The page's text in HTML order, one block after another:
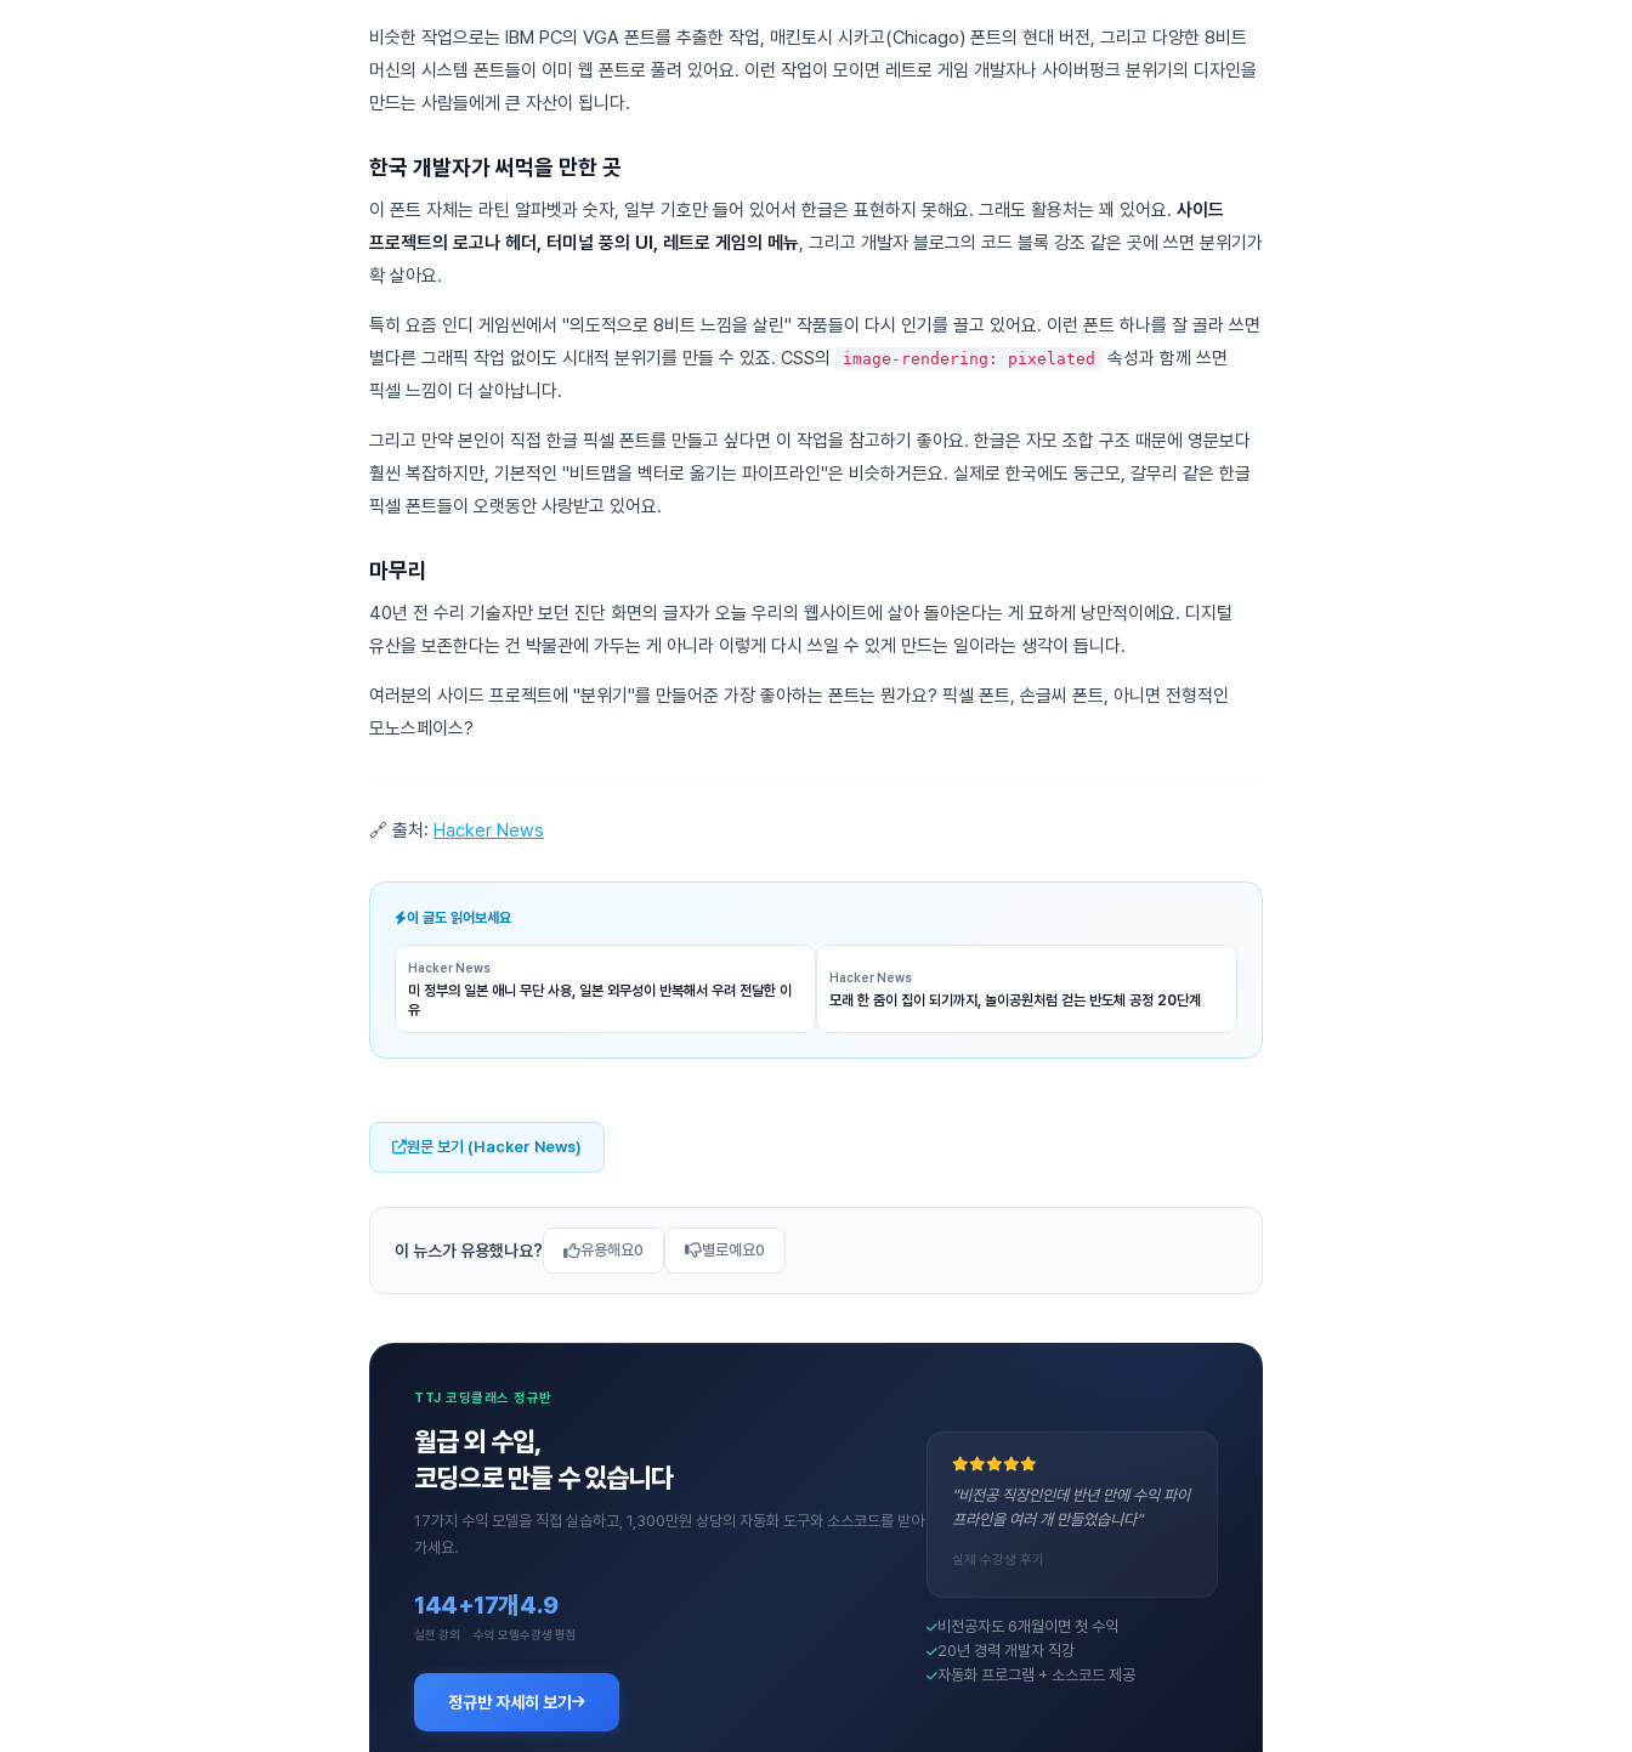
비슷한 작업으로는 IBM PC의 VGA 폰트를 추출한 작업, 매킨토시 시카고(Chicago) 폰트의 현대 버전, 그리고 다양한 8비트
머신의 시스템 폰트들이 이미 웹 폰트로 풀려 있어요. 이런 작업이 모이면 레트로 게임 개발자나 사이버펑크 분위기의 디자인을
만드는 사람들에게 큰 자산이 됩니다.
한국 개발자가 써먹을 만한 곳
이 폰트 자체는 라틴 알파벳과 숫자, 일부 기호만 들어 있어서 한글은 표현하지 못해요. 그래도 활용처는 꽤 있어요. 사이드
프로젝트의 로고나 헤더, 터미널 풍의 UI, 레트로 게임의 메뉴 , 그리고 개발자 블로그의 코드 블록 강조 같은 곳에 쓰면 분위기가
확 살아요.
특히 요즘 인디 게임씬에서 "의도적으로 8비트 느낌을 살린" 작품들이 다시 인기를 끌고 있어요. 이런 폰트 하나를 잘 골라 쓰면
별다른 그래픽 작업 없이도 시대적 분위기를 만들 수 있죠. CSS의
image-rendering: pixelated
속성과 함께 쓰면
픽셀 느낌이 더 살아납니다.
그리고 만약 본인이 직접 한글 픽셀 폰트를 만들고 싶다면 이 작업을 참고하기 좋아요. 한글은 자모 조합 구조 때문에 영문보다
훨씬 복잡하지만, 기본적인 "비트맵을 벡터로 옮기는 파이프라인"은 비슷하거든요. 실제로 한국에도 둥근모, 갈무리 같은 한글
픽셀 폰트들이 오랫동안 사랑받고 있어요.
마무리
40년 전 수리 기술자만 보던 진단 화면의 글자가 오늘 우리의 웹사이트에 살아 돌아온다는 게 묘하게 낭만적이에요. 디지털
유산을 보존한다는 건 박물관에 가두는 게 아니라 이렇게 다시 쓰일 수 있게 만드는 일이라는 생각이 듭니다.
여러분의 사이드 프로젝트에 "분위기"를 만들어준 가장 좋아하는 폰트는 뭔가요? 픽셀 폰트, 손글씨 폰트, 아니면 전형적인
모노스페이스?
🔗 출처: Hacker News
이 글도 읽어보세요
Hacker News
미 정부의 일본 애니 무단 사용, 일본 외무성이 반복해서 우려 전달한 이
유
Hacker News
모래 한 줌이 칩이 되기까지, 놀이공원처럼 걷는 반도체 공정 20단계
원문 보기 (Hacker News)
이 뉴스가 유용했나요? 유용해요0 별로예요0
TTJ 코딩클래스 정규반
월급 외 수입,
코딩으로 만들 수 있습니다
17가지 수익 모델을 직접 실습하고, 1,300만원 상당의 자동화 도구와 소스코드를 받아
가세요.
144+
실전 강의
17개
수익 모델
4.9
수강생 평점
정규반 자세히 보기
"비전공 직장인인데 반년 만에 수익 파이
프라인을 여러 개 만들었습니다"
실제 수강생 후기
비전공자도 6개월이면 첫 수익
20년 경력 개발자 직강
자동화 프로그램 + 소스코드 제공